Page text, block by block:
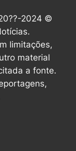
2024 ©
limitações,
material
a fonte.